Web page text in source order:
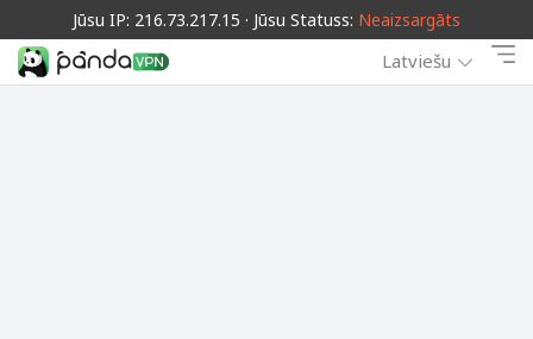
Jūsu IP: 216.73.217.15 · Jūsu Statuss: Neaizsargāts
Latviešu